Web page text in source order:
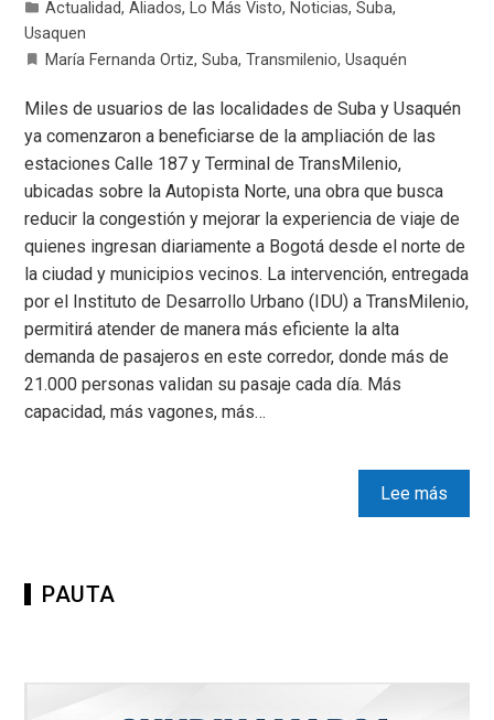
Actualidad,Aliados, Lo Más Visto, Noticias,Suba,
Usaquen
María Fernanda Ortiz,Suba,Transmilenio,Usaquén
Miles de usuarios de las localidades de Suba y Usaquén
ya comenzaron a beneficiarse de la ampliación de las
estaciones Calle 187 y Terminal de TransMilenio,
ubicadas sobre la Autopista Norte, una obra que busca
reducir la congestión y mejorar la experiencia de viaje de
quienes ingresan diariamente a Bogotá desde el norte de
la ciudad y municipios vecinos. La intervención, entregada
por el Instituto de Desarrollo Urbano (IDU) a TransMilenio,
permitirá atender de manera más eficiente la alta
demanda de pasajeros en este corredor, donde más de
21.000 personas validan su pasaje cada día. Más
capacidad, más vagones, más…
Lee más
PAUTA